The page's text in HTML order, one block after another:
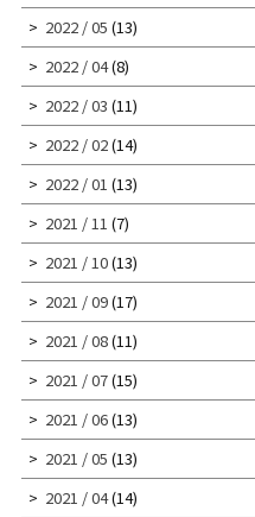
2022 / 05 (13)
2022 / 04(8)
2022 / 03 (11)
2022 / 02(14)
2022 / 01 (13)
2021 / 11 (7)
2021 / 10(13)
2021 / 09(17)
2021 / 08(11)
2021 / 07(15)
2021 / 06(13)
2021 / 05 (13)
2021 / 04(14)